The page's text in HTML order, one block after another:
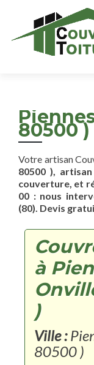
80500 )
Votre artisan
80500 ),
couverture, et
00 : nous
(80). Devis
à
)
Ville :
80500 )